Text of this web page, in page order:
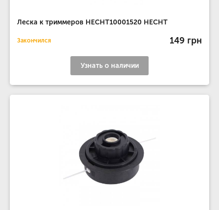
Леска к триммеров HECHT10001520 HECHT
Закончился 149 грн
Узнать о наличии